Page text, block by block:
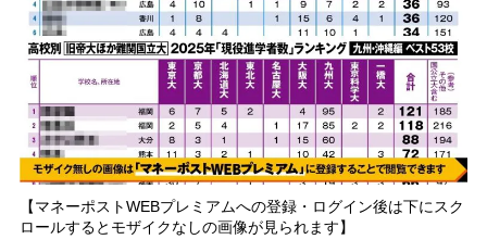
【マネーポストWEBプレミアムへの登録・ログイン後は下にスク
ロールするとモザイクなしの画像が見られます】